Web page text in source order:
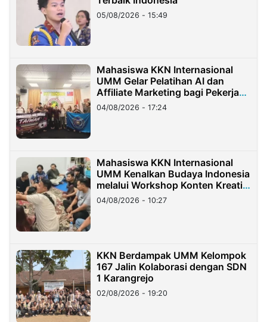
05/08/2026 - 15:49
Mahasiswa KKN Internasional
UMM Gelar Pelatihan AI dan
Affiliate Marketing bagi Pekerja
Migran Indonesia di Taiwan
04/08/2026 - 17:24
Mahasiswa KKN Internasional
UMM Kenalkan Budaya Indonesia
melalui Workshop Konten Kreatif
di Taiwan
04/08/2026 - 10:27
KKN Berdampak UMM Kelompok
167 Jalin Kolaborasi dengan SDN
1 Karangrejo
02/08/2026 - 19:20